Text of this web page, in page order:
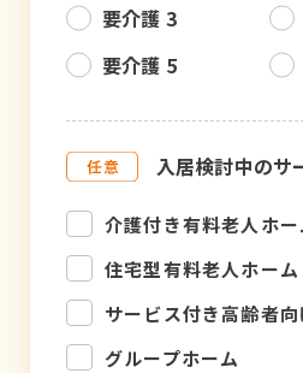
要介護 3
要介護 5
入居検討中のサ
介護付き有料老人ホー
住宅型有料老人ホーム
サービス付き高齢者
グループホーム